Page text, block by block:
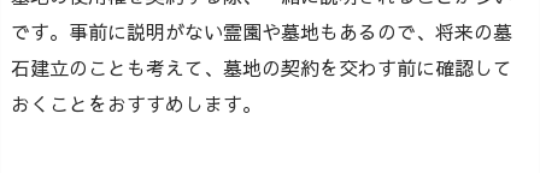
です。事前に説明がない霊園や墓地もあるので、将来の墓
石建立のことも考えて、墓地の契約を交わす前に確認して
おくことをおすすめします。